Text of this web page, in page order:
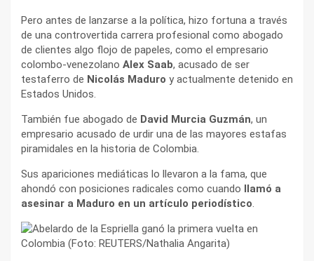
Pero antes de lanzarse a la política, hizo fortuna a través
de una controvertida carrera profesional como abogado
de clientes algo flojo de papeles, como el empresario
colombo-venezolano Alex Saab, acusado de ser
testaferro de Nicolás Maduro y actualmente detenido en
Estados Unidos.
También fue abogado de David Murcia Guzmán, un
empresario acusado de urdir una de las mayores estafas
piramidales en la historia de Colombia.
Sus apariciones mediáticas lo llevaron a la fama, que
ahondó con posiciones radicales como cuando llamó a
asesinar a Maduro en un artículo periodístico.